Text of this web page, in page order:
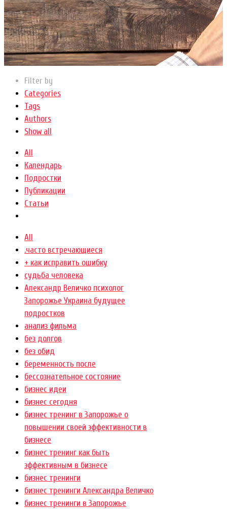
Filter by
Categories
Tags
Authors
Show all
All
Календарь
Подростки
Публикации
Статьи
All
.часто встречающиеся
+ как исправить ошибку
cудьба человека
Александр Величко психолог
Запорожье Украина будущее
подростков
анализ фильма
без долгов
без обид
беременность после
бессознательное состояние
бизнес идеи
бизнес сегодня
бизнес тренинг в Запорожье о
повышении своей эффективности в
бизнесе
бизнес тренинг как быть
эффективным в бизнесе
бизнес тренинги
бизнес тренинги Александра Величко
бизнес тренинги в Запорожье